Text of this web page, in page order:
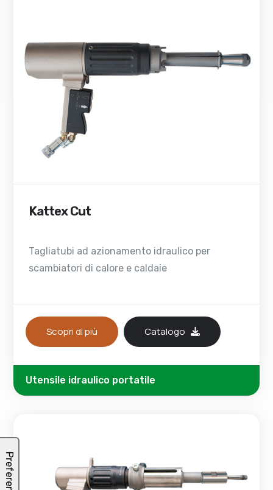
Kattex Cut
Tagliatubi ad azionamento idraulico per
scambiatori di calore e caldaie
Scopri di più Catalogo
Utensile idraulico portatile